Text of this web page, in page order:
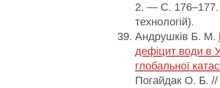
2. — С. 176–177.
технологій).
Андрушків Б. М.
дефіцит води в
глобальної
Погайдак О. Б. //